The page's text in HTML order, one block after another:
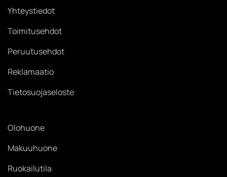
Yhteystiedot
Toimitusehdot
Peruutusehdot
Reklamaatio
Tietosuojaseloste
Olohuone
Makuuhuone
Ruokailutila